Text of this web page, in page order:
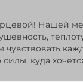
Нашей
чувствовать
куда